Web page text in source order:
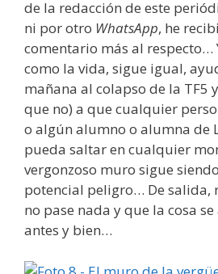
de la redacción de este
ni por otro WhatsApp, he
comentario más al respecto…
como la vida, sigue igual,
mañana al colapso de la TF5
que no) a que cualquier
o algún alumno o alumna de
pueda saltar en cualquier
vergonzoso muro sigue
potencial peligro… De salida,
no pase nada y que la cosa
antes y bien…